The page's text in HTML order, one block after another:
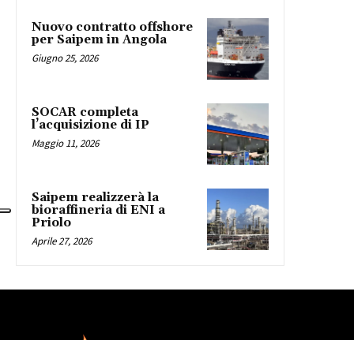
Nuovo contratto offshore
per Saipem in Angola
Giugno 25, 2026
SOCAR completa
l’acquisizione di IP
Maggio 11, 2026
Saipem realizzerà la
bioraffineria di ENI a
Priolo
Aprile 27, 2026